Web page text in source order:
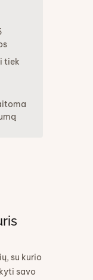
tiek
su kurio
savo